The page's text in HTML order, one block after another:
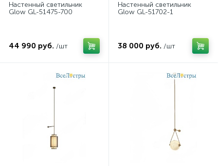
Настенный светильник
Glow GL-51475-700
44 990 руб. /шт
Настенный светильник
Glow GL-51702-1
38 000 руб. /шт